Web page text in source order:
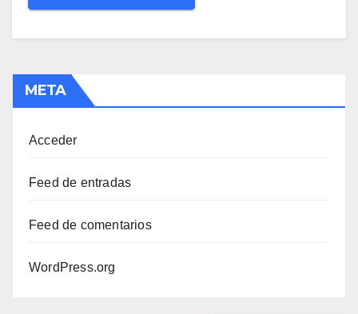
META
Acceder
Feed de entradas
Feed de comentarios
WordPress.org